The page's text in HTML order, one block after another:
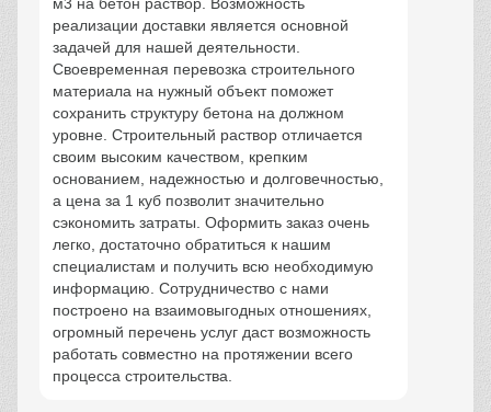
реализации доставки является основной
задачей для нашей деятельности.
Своевременная перевозка строительного
материала на нужный объект поможет
сохранить структуру бетона на должном
уровне. Строительный раствор отличается
своим высоким качеством, крепким
основанием, надежностью и долговечностью,
а цена за 1 куб позволит значительно
сэкономить затраты. Оформить заказ очень
легко, достаточно обратиться к нашим
специалистам и получить всю необходимую
информацию. Сотрудничество с нами
построено на взаимовыгодных отношениях,
огромный перечень услуг даст возможность
работать совместно на протяжении всего
процесса строительства.